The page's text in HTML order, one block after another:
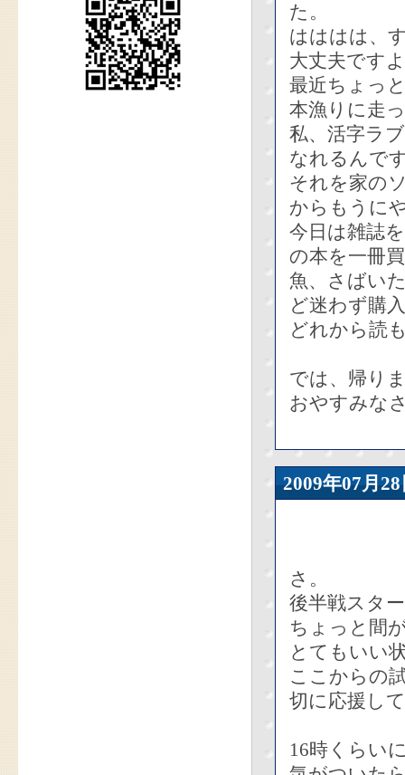
た。
はははは、
大丈夫です
最近ちょっ
本漁りに走
私、活字ラ
なれるんで
それを家の
からもうに
今日は雑誌
の本を一冊
魚、さばい
ど迷わず購
どれから読
では、帰り
おやすみな
2009年07
さ。
後半戦スタ
ちょっと間
とてもいい
ここからの
切に応援し
16時くらい